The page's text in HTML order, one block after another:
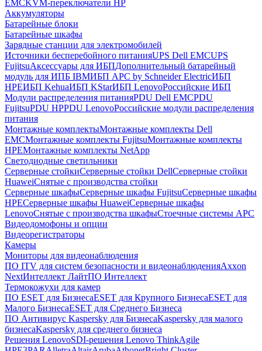
EMCKVM-переключатели HP
Аккумуляторы
Батарейные блоки
Батарейные шкафы
Зарядные станции для электромобилей
Источники бесперебойного питанияUPS Dell EMCUPS
FujitsuАксессуары для ИБПДополнительный батарейный
модуль для ИПБ IBMИБП APC by Schneider ElectricИБП
HPEИБП KehuaИБП KStarИБП LenovoРоссийские ИБП
Модули распределения питанияPDU Dell EMCPDU
FujitsuPDU HPPDU LenovoРоссийские модули распределения
питания
Монтажные комплектыМонтажные комплекты Dell
EMCМонтажные комплекты FujitsuМонтажные комплекты
HPEМонтажные комплекты NetApp
Светодиодные светильники
Серверные стойкиСерверные стойки DellСерверные стойки
HuaweiСнятые с производства стойки
Серверные шкафыСерверные шкафы FujitsuСерверные шкафы
HPEСерверные шкафы HuaweiСерверные шкафы
LenovoСнятые с производства шкафыСтоечные системы APC
Видеодомофоны и опции
Видеорегистраторы
Камеры
Мониторы для видеонаблюдения
ПО ITV для систем безопасности и видеонаблюденияAxxon
NextИнтеллект ЛайтПО Интеллект
Термокожухи для камер
ПО ESET для БизнесаESET для Крупного БизнесаESET для
Малого БизнесаESET для Среднего Бизнеса
ПО Антивирус Kaspersky для БизнесаKaspersky для малого
бизнесаKaspersky для среднего бизнеса
Решения LenovoSDI-решения Lenovo ThinkAgile